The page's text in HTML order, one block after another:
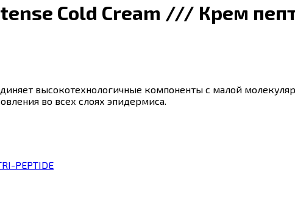
Cold Cream /// Крем
высокотехнологичные компоненты с малой
во всех слоях эпидермиса.
PEPTIDE